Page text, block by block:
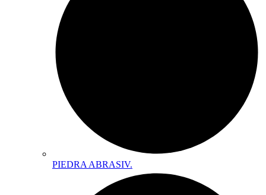
PIEDRA ABRASIV.